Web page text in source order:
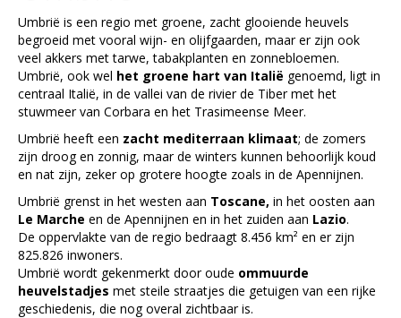
Trasimeense Meer
Sportief & Actief
Recepten
Winkelen in Umbrië
Praktische Informatie
Evenementen
Umbrië is een regio met groene, zacht glooiende heuvels
begroeid met vooral wijn- en olijfgaarden, maar er zijn ook
veel akkers met tarwe, tabakplanten en zonnebloemen.
Umbrië, ook wel het groene hart van Italië genoemd, ligt in
centraal Italië, in de vallei van de rivier de Tiber met het
stuwmeer van Corbara en het Trasimeense Meer.
Umbrië heeft een zacht mediterraan klimaat; de zomers
zijn droog en zonnig, maar de winters kunnen behoorlijk koud
en nat zijn, zeker op grotere hoogte zoals in de Apennijnen.
Umbrië grenst in het westen aan Toscane, in het oosten aan
Le Marche en de Apennijnen en in het zuiden aan Lazio.
De oppervlakte van de regio bedraagt 8.456 km² en er zijn
825.826 inwoners.
Umbrië wordt gekenmerkt door oude ommuurde
heuvelstadjes met steile straatjes die getuigen van een rijke
geschiedenis, die nog overal zichtbaar is.